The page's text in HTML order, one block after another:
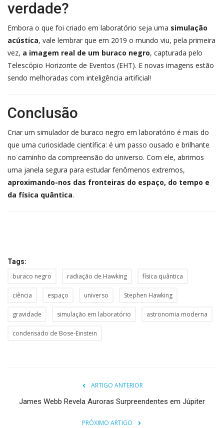
verdade?
Embora o que foi criado em laboratório seja uma simulação
acústica, vale lembrar que em 2019 o mundo viu, pela primeira
vez, a imagem real de um buraco negro, capturada pelo
Telescópio Horizonte de Eventos (EHT). E novas imagens estão
sendo melhoradas com inteligência artificial!
Conclusão
Criar um simulador de buraco negro em laboratório é mais do
que uma curiosidade científica: é um passo ousado e brilhante
no caminho da compreensão do universo. Com ele, abrimos
uma janela segura para estudar fenômenos extremos,
aproximando-nos das fronteiras do espaço, do tempo e
da física quântica.
Tags:
buraco negro radiação de Hawking física quântica
ciência espaço universo Stephen Hawking
gravidade simulação em laboratório astronomia moderna
condensado de Bose-Einstein
ARTIGO ANTERIOR
James Webb Revela Auroras Surpreendentes em Júpiter
PRÓXIMO ARTIGO